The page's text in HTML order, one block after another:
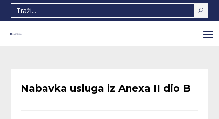
Nabavka usluga iz Anexa II dio B